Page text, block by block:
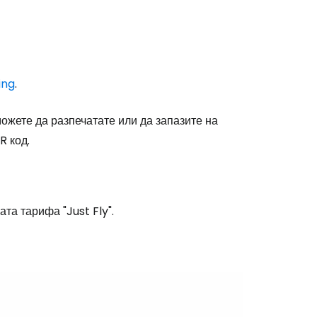
.
да разпечатате или да запазите на
код.
тарифа "Just Fly".